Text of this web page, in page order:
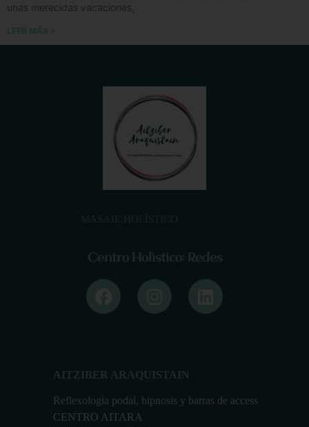
unas merecidas vacaciones,
Centro Holístico: Redes
AITZIBER ARAQUISTAIN
Reflexologia podal, hipnosis y barras de access
CENTRO AITARA